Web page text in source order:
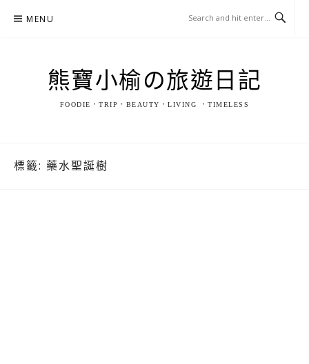
MENU
熊寶小榆の旅遊日記
FOODIE．TRIP．BEAUTY．LIVING ．TIMELESS
標籤: 藥水聖誕樹